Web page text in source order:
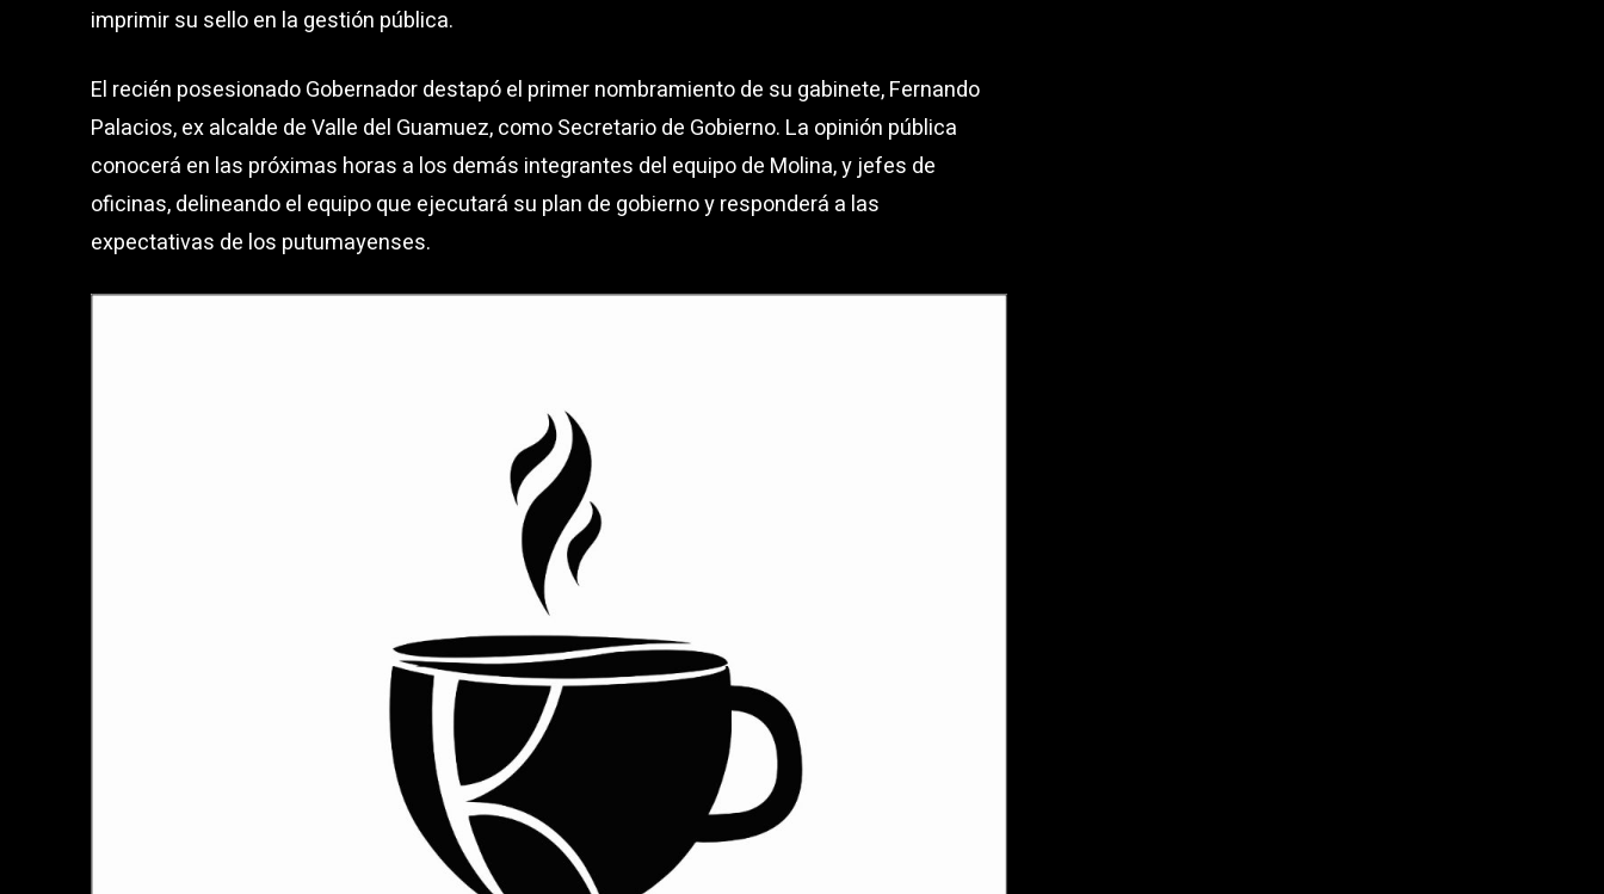
imprimir su sello en la gestión pública.
El recién posesionado Gobernador destapó el primer nombramiento de su gabinete, Fernando
Palacios, ex alcalde de Valle del Guamuez, como Secretario de Gobierno. La opinión pública
conocerá en las próximas horas a los demás integrantes del equipo de Molina, y jefes de
oficinas, delineando el equipo que ejecutará su plan de gobierno y responderá a las
expectativas de los putumayenses.